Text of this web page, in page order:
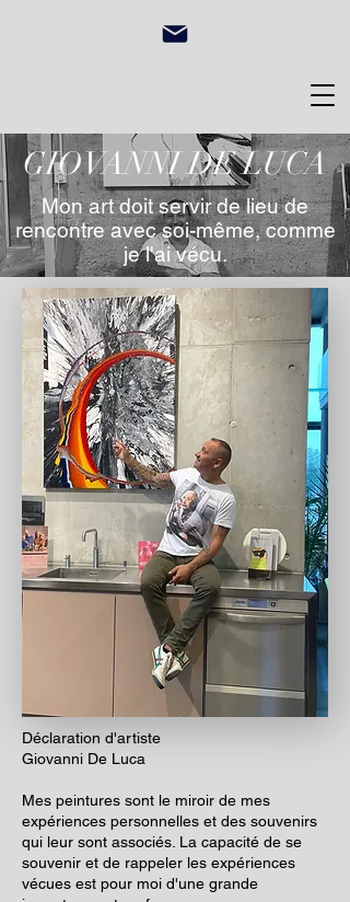
GIOVANNI DE LUCA
Mon art doit servir de lieu de
rencontre avec soi-même, comme
je l'ai vécu.
Déclaration d'artiste
Giovanni De Luca
Mes peintures sont le miroir de mes
expériences personnelles et des souvenirs
qui leur sont associés. La capacité de se
souvenir et de rappeler les expériences
vécues est pour moi d'une grande